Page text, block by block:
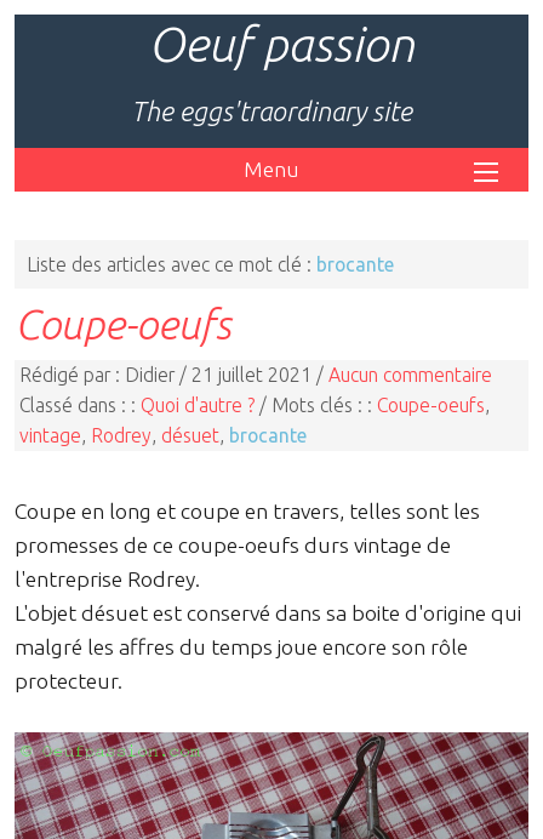
Oeuf passion
The eggs'traordinary site
Menu
Liste des articles avec ce mot clé : brocante
Coupe-oeufs
Rédigé par : Didier / 21 juillet 2021 / Aucun commentaire
Classé dans : : Quoi d'autre ? / Mots clés : : Coupe-oeufs
vintage Rodrey désuet brocante
Coupe en long et coupe en travers, telles sont les
promesses de ce coupe-oeufs durs vintage de
l'entreprise Rodrey.
L'objet désuet est conservé dans sa boite d'origine qui
malgré les affres du temps joue encore son rôle
protecteur.